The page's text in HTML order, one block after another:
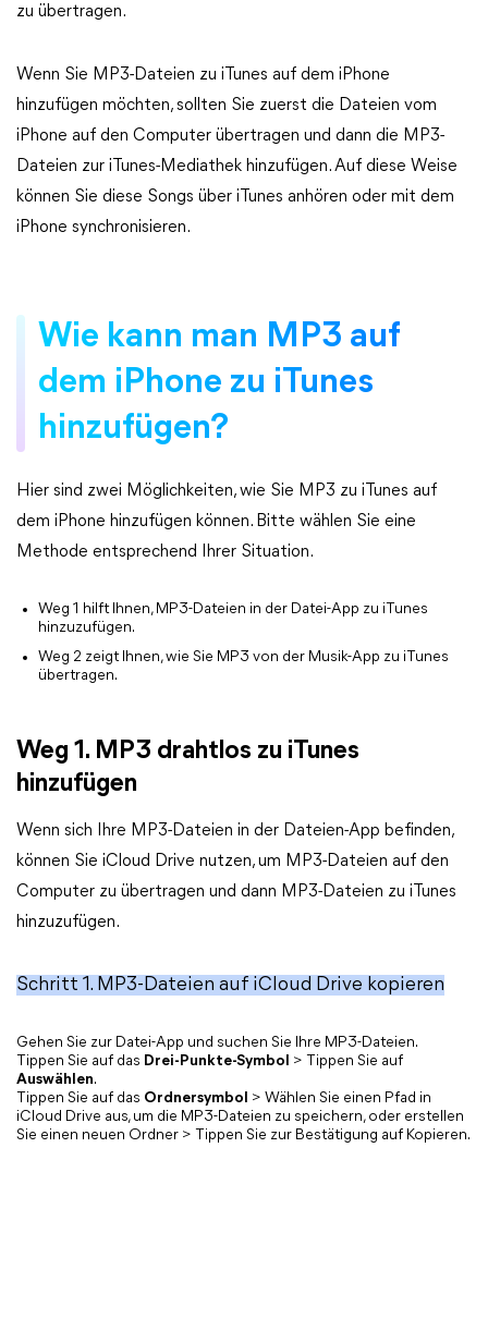
zu übertragen.
Wenn Sie MP3-Dateien zu iTunes auf dem iPhone
hinzufügen möchten, sollten Sie zuerst die Dateien vom
iPhone auf den Computer übertragen und dann die MP3-
Dateien zur iTunes-Mediathek hinzufügen. Auf diese Weise
können Sie diese Songs über iTunes anhören oder mit dem
iPhone synchronisieren.
Wie kann man MP3 auf
dem iPhone zu iTunes
hinzufügen?
Hier sind zwei Möglichkeiten, wie Sie MP3 zu iTunes auf
dem iPhone hinzufügen können. Bitte wählen Sie eine
Methode entsprechend Ihrer Situation.
Weg 1 hilft Ihnen, MP3-Dateien in der Datei-App zu iTunes
hinzuzufügen.
Weg 2 zeigt Ihnen, wie Sie MP3 von der Musik-App zu iTunes
übertragen.
Weg 1. MP3 drahtlos zu iTunes
hinzufügen
Wenn sich Ihre MP3-Dateien in der Dateien-App befinden,
können Sie iCloud Drive nutzen, um MP3-Dateien auf den
Computer zu übertragen und dann MP3-Dateien zu iTunes
hinzuzufügen.
Schritt 1. MP3-Dateien auf iCloud Drive kopieren
Gehen Sie zur Datei-App und suchen Sie Ihre MP3-Dateien.
Tippen Sie auf das Drei-Punkte-Symbol > Tippen Sie auf
Auswählen.
Tippen Sie auf das Ordnersymbol > Wählen Sie einen Pfad in
iCloud Drive aus, um die MP3-Dateien zu speichern, oder erstellen
Sie einen neuen Ordner > Tippen Sie zur Bestätigung auf Kopieren.